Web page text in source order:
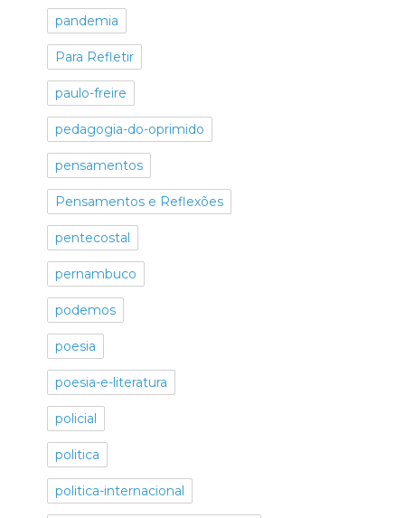
pandemia
Para Refletir
paulo-freire
pedagogia-do-oprimido
pensamentos
Pensamentos e Reflexões
pentecostal
pernambuco
podemos
poesia
poesia-e-literatura
policial
politica
politica-internacional